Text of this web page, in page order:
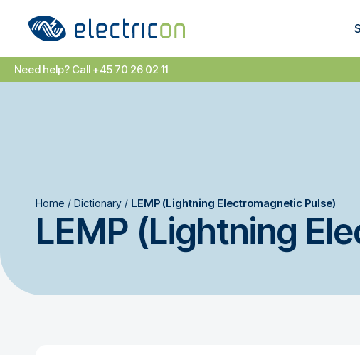
Need help? Call +45 70 26 02 11
Home / Dictionary / LEMP (Lightning Electromagnetic Pulse)
LEMP (Lightning